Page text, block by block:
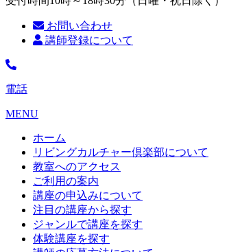
お問い合わせ
講師登録について
電話
MENU
ホーム
リビングカルチャー倶楽部について
教室へのアクセス
ご利用の案内
講座の申込みについて
注目の講座から探す
ジャンルで講座を探す
体験講座を探す